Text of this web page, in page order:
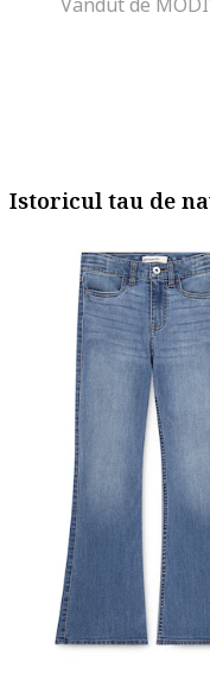
Istoricul tau de